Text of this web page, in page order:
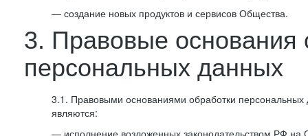
— создание новых продуктов и сервисов Общества.
3. Правовые основания
персональных данных
3.1. Правовыми основаниями обработки
являются:
— исполнение возложенных законодательством РФ на